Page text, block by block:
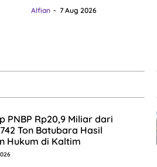
Alfian 7 Aug 2026
PNBP Rp20,9 Miliar dari
Ton Batubara Hasil
Hukum di Kaltim